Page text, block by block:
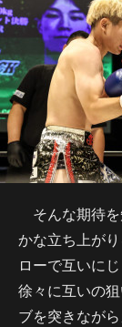
そんな期待
かな立ち上が
ローで互いに
徐々に互いの
ブを突きなが